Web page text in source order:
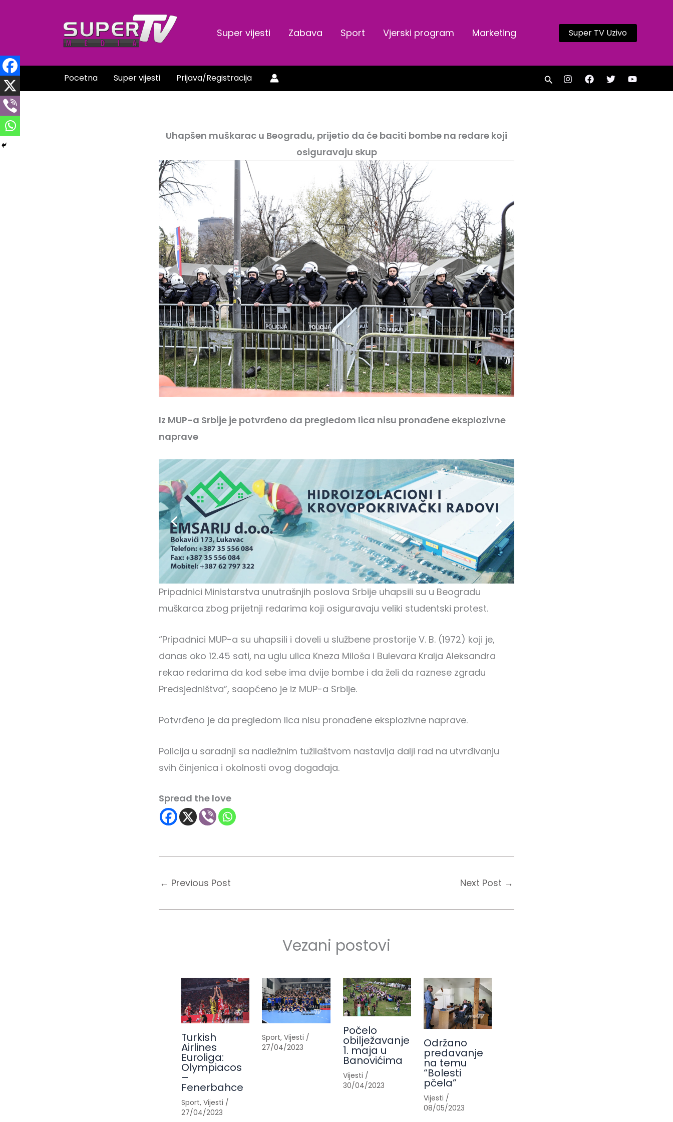
Super vijesti Zabava Sport Vjerski program Marketing Super TV Uzivo
Pocetna Super vijesti Prijava/Registracija Search
Uhapšen muškarac u Beogradu, prijetio da će baciti bombe na redare koji
osiguravaju skup
Iz MUP-a Srbije je potvrđeno da pregledom lica nisu pronađene eksplozivne
naprave
Pripadnici Ministarstva unutrašnjih poslova Srbije uhapsili su u Beogradu
muškarca zbog prijetnji redarima koji osiguravaju veliki studentski protest.
“Pripadnici MUP-a su uhapsili i doveli u službene prostorije V. B. (1972) koji je,
danas oko 12.45 sati, na uglu ulica Kneza Miloša i Bulevara Kralјa Aleksandra
rekao redarima da kod sebe ima dvije bombe i da želi da raznese zgradu
Predsjedništva”, saopćeno je iz MUP-a Srbije.
Potvrđeno je da pregledom lica nisu pronađene eksplozivne naprave.
Policija u saradnji sa nadležnim tužilaštvom nastavlјa dalјi rad na utvrđivanju
svih činjenica i okolnosti ovog događaja.
Spread the love
← Previous Post Next Post →
Vezani postovi
Turkish
Airlines
Euroliga:
Olympiacos
–
Fenerbahce
Sport, Vijesti /
27/04/2023
Sport,Vijesti /
27/04/2023
Počelo
obilježavanje
1. maja u
Banovićima
Vijesti /
30/04/2023
Održano
predavanje
na temu
“Bolesti
pčela”
Vijesti /
08/05/2023